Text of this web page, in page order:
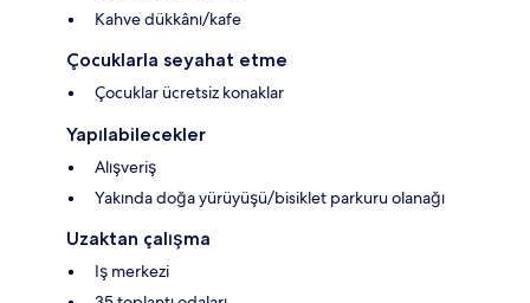
Kahve dükkânı/kafe
Çocuklarla seyahat etme
Çocuklar ücretsiz konaklar
Yapılabilecekler
Alışveriş
Yakında doğa yürüyüşü/bisiklet parkuru olanağı
Uzaktan çalışma
Iş merkezi